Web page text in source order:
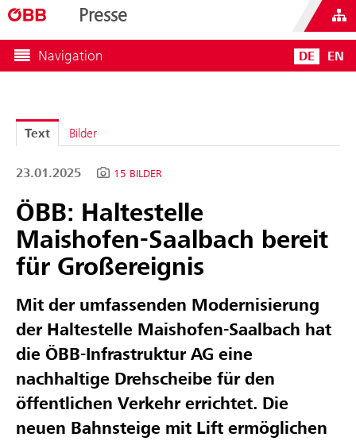
Presse
Navigation DE EN
Text Bilder
23.01.2025 15 BILDER
ÖBB: Haltestelle
Maishofen-Saalbach bereit
für Großereignis
Mit der umfassenden Modernisierung
der Haltestelle Maishofen-Saalbach hat
die ÖBB-Infrastruktur AG eine
nachhaltige Drehscheibe für den
öffentlichen Verkehr errichtet. Die
neuen Bahnsteige mit Lift ermöglichen